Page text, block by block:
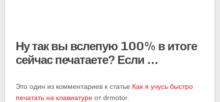
Ну так вы вслепую 100% в итоге
сейчас печатаете? Если …
Это один из комментариев к статье Как я учусь быстро
печатать на клавиатуреот drmotor.